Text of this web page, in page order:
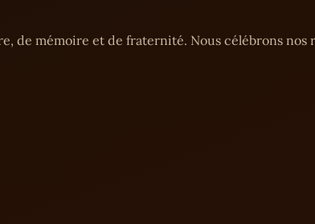
de mémoire et de fraternité. Nous célébrons